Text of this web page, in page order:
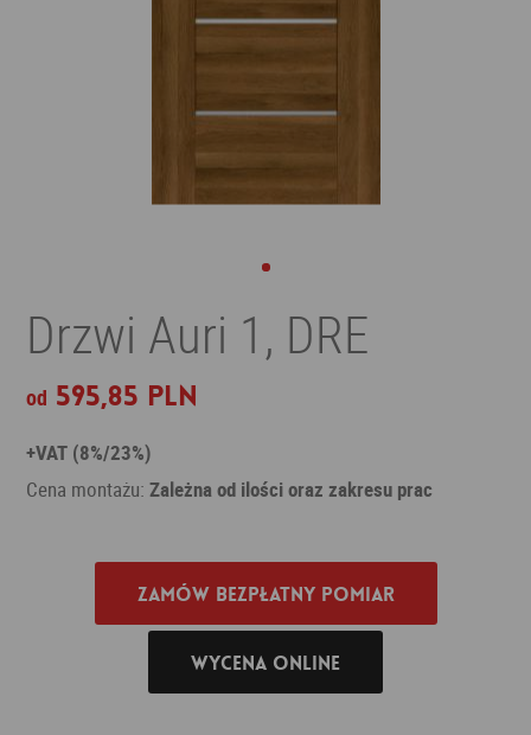
Drzwi Auri 1, DRE
od 595,85 PLN
+VAT (8%/23%)
Cena montażu:Zależna od ilości oraz zakresu prac
Zamów bezpłatny pomiar
Wycena online